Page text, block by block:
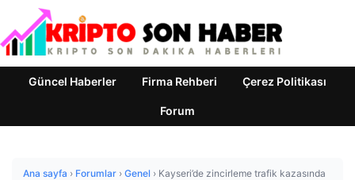
Güncel Haberler Firma Rehberi Çerez Politikası
Forum
Ana sayfa › Forumlar › Genel › Kayseri’de zincirleme trafik kazasında